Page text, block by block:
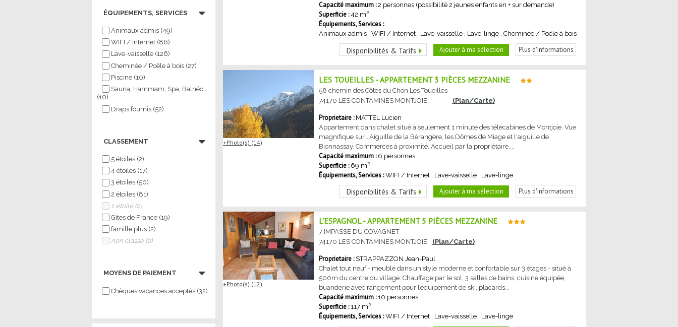
Capacité maximum : 2 personnes (possibilité 2 jeunes enfants en + sur demande)
Superficie : 42 m²
Équipements, Services :
Animaux admis WIFI / Internet Lave-vaisselle Lave-linge Cheminée / Poêle à bois
Ajouter à ma sélection Plus d'informations
Disponibilités & Tarifs
Photo(s) (14)
LES TOUEILLES - APPARTEMENT 3 PIÈCES MEZZANINE
58 chemin des Côtes du Chon Les Toueilles
74170 LES CONTAMINES MONTJOIE (Plan/Carte)
MATTEL Lucien
Appartement dans chalet situé à seulement 1 minute des télécabines de Montjoie. Vue
magnifique sur l'Aiguille de la Bérangère, les Dômes de Miage et l'aiguille de
Bionnassay. Commerces à proximité. Accueil par la propriétaire....
Capacité maximum : 6 personnes
Superficie : 69 m²
Équipements, Services : WIFI / Internet Lave-vaisselle Lave-linge
Ajouter à ma sélection Plus d'informations
Disponibilités & Tarifs
Photo(s) (12)
L'ESPAGNOL - APPARTEMENT 5 PIÈCES MEZZANINE
7 IMPASSE DU COVAGNET
74170 LES CONTAMINES MONTJOIE (Plan/Carte)
STRAPPAZZON Jean-Paul
Chalet tout neuf - meublé dans un style moderne et confortable sur 3 étages - situé à
500m du centre du village. Chauffage par le sol, 3 salles de bains, cuisine équipée,
buanderie avec rangement pour l’équipement de ski, placards...
Capacité maximum : 10 personnes
Superficie : 117 m²
Équipements, Services : WIFI / Internet Lave-vaisselle Lave-linge
ÉQUIPEMENTS, SERVICES
Animaux admis (49)
WIFI / Internet (86)
Lave-vaisselle (126)
Cheminée / Poêle à bois (27)
Piscine (10)
Sauna, Hammam, Spa, Balnéo...
(10)
Draps fournis (52)
CLASSEMENT
5 étoiles (2)
4 étoiles (17)
3 étoiles (50)
2 étoiles (81)
1 étoile (0)
Gîtes de France (19)
famille plus (2)
non classé (0)
MOYENS DE PAIEMENT
Chèques vacances acceptés (32)